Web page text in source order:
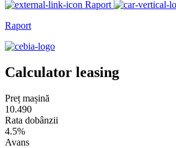
Raport
Raport
Calculator leasing
Preț mașină
10.490
Rata dobânzii
4.5%
Avans